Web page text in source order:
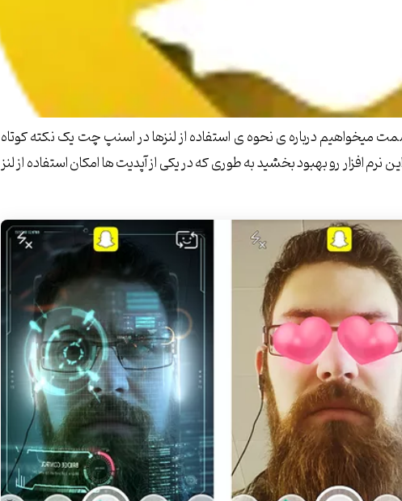
میخواهیم درباره ی نحوه ی استفاده از لنزها در اسنپ چت یک نکته کوتاه
رو بهبود بخشید به طوری که در یکی از آپدیت ها امکان استفاده از لنز